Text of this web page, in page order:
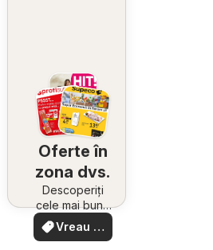
Oferte în
zona dvs.
Descoperiți
cele mai bune
oferte din
apropiere –
Vreau să
văd